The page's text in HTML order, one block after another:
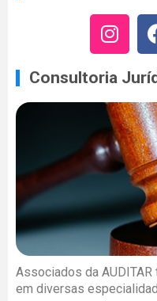
Consultoria
Associados da
em diversas